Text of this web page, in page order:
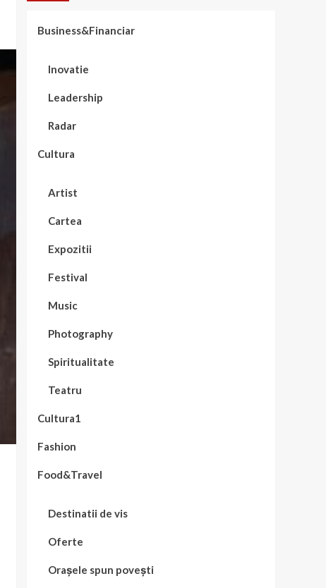
Business&Financiar
Inovatie
Leadership
Radar
Cultura
Artist
Cartea
Expozitii
Festival
Music
Photography
Spiritualitate
Teatru
Cultura1
Fashion
Food&Travel
Destinatii de vis
Oferte
Orașele spun povești